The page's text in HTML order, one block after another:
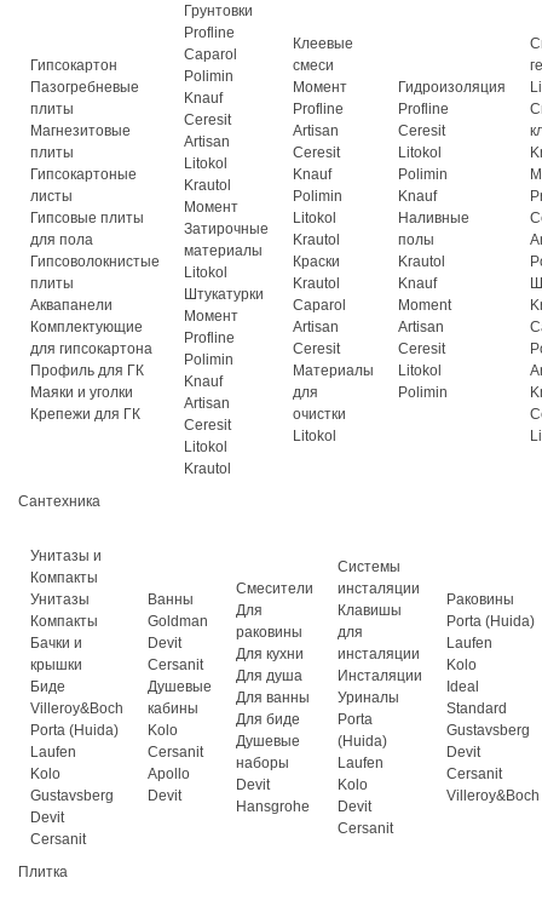
Гипсокартон
Пазогребневые
плиты
Магнезитовые
плиты
Гипсокартоные
листы
Гипсовые плиты
для пола
Гипсоволокнистые
плиты
Аквапанели
Комплектующие
для гипсокартона
Профиль для ГК
Маяки и уголки
Крепежи для ГК
Грунтовки
Profline
Caparol
Polimin
Knauf
Ceresit
Artisan
Litokol
Krautol
Момент
Затирочные
материалы
Litokol
Штукатурки
Момент
Profline
Polimin
Knauf
Artisan
Ceresit
Litokol
Krautol
Клеевые
смеси
Момент
Profline
Artisan
Ceresit
Knauf
Polimin
Litokol
Krautol
Краски
Krautol
Caparol
Artisan
Ceresit
Материалы
для
очистки
Litokol
Гидроизоляция
Profline
Ceresit
Litokol
Polimin
Knauf
Наливные
полы
Krautol
Knauf
Moment
Artisan
Ceresit
Litokol
Polimin
Сантехника
Унитазы и
Компакты
Унитазы
Компакты
Бачки и
крышки
Биде
Villeroy&Boch
Porta (Huida)
Laufen
Kolo
Gustavsberg
Devit
Cersanit
Ванны
Goldman
Devit
Cersanit
Душевые
кабины
Kolo
Cersanit
Apollo
Devit
Смесители
Для
раковины
Для кухни
Для душа
Для ванны
Для биде
Душевые
наборы
Devit
Hansgrohe
Системы
инсталяции
Клавишы
для
инсталяции
Инсталяции
Уриналы
Porta
(Huida)
Laufen
Kolo
Devit
Cersanit
Раковины
Porta (Huida)
Laufen
Kolo
Ideal
Standard
Gustavsberg
Devit
Cersanit
Villeroy&Boch
Плитка